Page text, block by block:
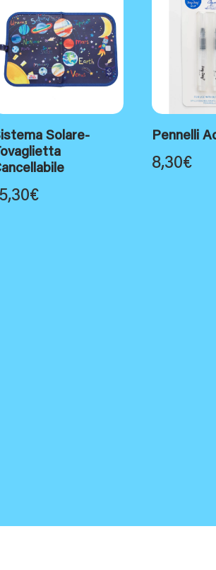
Solare-
€
Pennelli
8,30€